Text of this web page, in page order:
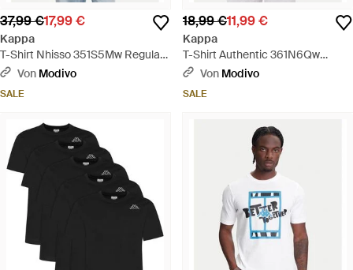
37,99 €17,99 €
Kappa
T-Shirt Nhisso 351S5Mw Regular
Fit - Grün
Von Modivo
SALE
18,99 €11,99 €
Kappa
T-Shirt Authentic 361N6Qw
Regular Fit - Schwarz
Von Modivo
SALE